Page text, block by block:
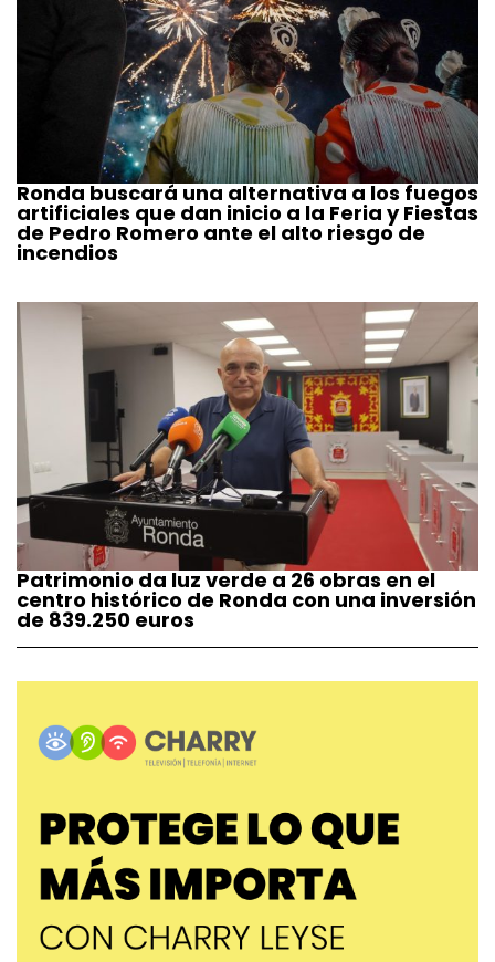
Ronda buscará una alternativa a los fuegos
artificiales que dan inicio a la Feria y Fiestas
de Pedro Romero ante el alto riesgo de
incendios
Patrimonio da luz verde a 26 obras en el
centro histórico de Ronda con una inversión
de 839.250 euros